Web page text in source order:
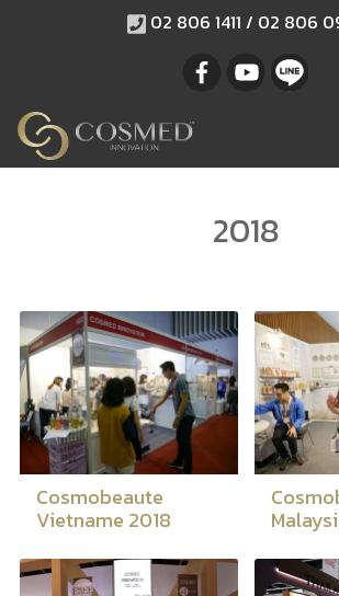
02 806 1411 / 02 806
2018
Cosmobeaute
Vietname 2018